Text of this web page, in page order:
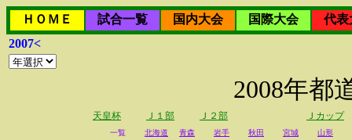
ＨＯＭＥ 試合一覧 国内大会 国際大会
代表
2007<
2008年都
天皇杯 Ｊ１部 Ｊ２部 Ｊカップ
一覧 北海道 青森 岩手 秋田 宮城
山形